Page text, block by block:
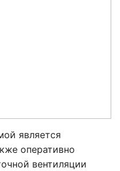
является
оперативно
вентиляции